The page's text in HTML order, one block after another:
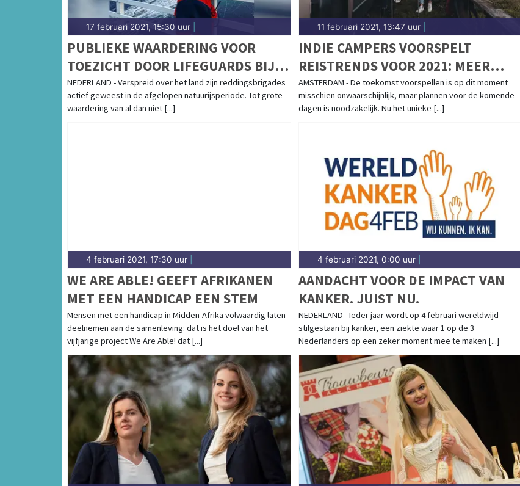
17 februari 2021, 15:30 uur
PUBLIEKE WAARDERING VOOR
TOEZICHT DOOR LIFEGUARDS BIJ
GEVAARLIJKE IJSCONDITIES
NEDERLAND - Verspreid over het land zijn reddingsbrigades
actief geweest in de afgelopen natuurijsperiode. Tot grote
waardering van al dan niet [...]
11 februari 2021, 13:47 uur|
INDIE CAMPERS VOORSPELT
REISTRENDS VOOR 2021: MEER
FLEXIBELE EN AUTHENTIEKE
REISERVARINGEN ONDERWEG
AMSTERDAM - De toekomst voorspellen is op dit moment
misschien onwaarschijnlijk, maar plannen voor de komende
dagen is noodzakelijk. Nu het unieke [...]
4 februari 2021, 17:30 uur
WE ARE ABLE! GEEFT AFRIKANEN
MET EEN HANDICAP EEN STEM
Mensen met een handicap in Midden-Afrika volwaardig laten
deelnemen aan de samenleving: dat is het doel van het
vijfjarige project We Are Able! dat [...]
4 februari 2021, 0:00 uur|
AANDACHT VOOR DE IMPACT VAN
KANKER. JUIST NU.
NEDERLAND - Ieder jaar wordt op 4 februari wereldwijd
stilgestaan bij kanker, een ziekte waar 1 op de 3
Nederlanders op een zeker moment mee te maken [...]